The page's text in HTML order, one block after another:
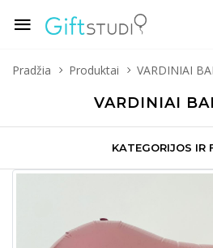
Pradžia Produktai VARDINIAI
VARDINIAI
KATEGORIJOS IR